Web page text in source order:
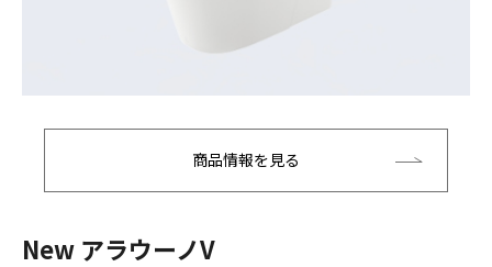
商品情報を見る
New アラウーノV